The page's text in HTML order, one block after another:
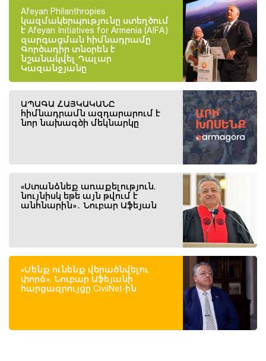
Afeyan Philanthropies
կազմակերպությունը ստեղծում
է Afeyan Initiatives for Armenia (AIFA)
զարգացման հիմնադրամը
Գործադիր տնօրեն է
նշանակվել Դալար
Կազանջյանը
ԱՊԱԳԱ ՀԱՅԿԱԿԱՆԸ
հիմնադրամն ազդարարում է
նոր նախագծի մեկնարկը
«Ստանձնեք առաքելություն,
նույնիսկ եթե այն թվում է
անհնարին»․ Նուբար Աֆեյան
«Մենք ունենք վերածնվելու
փորձ». Նուբար Աֆեյանի
հարցազրույցը CivilNet-ին